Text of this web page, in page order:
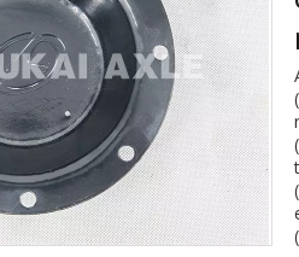
Série de camions FAW Jiefang
Série de camions Dongfeng
Série de camions européens et
Pièces de rechange de machines
D'autres séries de camions